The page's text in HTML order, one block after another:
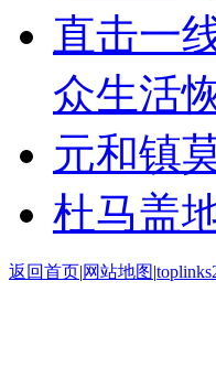
直击一
众生活
元和镇
杜马盖
返回首页|网站地图|